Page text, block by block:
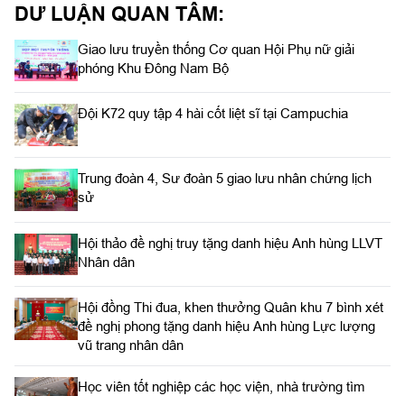
DƯ LUẬN QUAN TÂM:
Giao lưu truyền thống Cơ quan Hội Phụ nữ giải
phóng Khu Đông Nam Bộ
Đội K72 quy tập 4 hài cốt liệt sĩ tại Campuchia
Trung đoàn 4, Sư đoàn 5 giao lưu nhân chứng lịch
sử
Hội thảo đề nghị truy tặng danh hiệu Anh hùng LLVT
Nhân dân
Hội đồng Thi đua, khen thưởng Quân khu 7 bình xét
đề nghị phong tặng danh hiệu Anh hùng Lực lượng
vũ trang nhân dân
Học viên tốt nghiệp các học viện, nhà trường tìm